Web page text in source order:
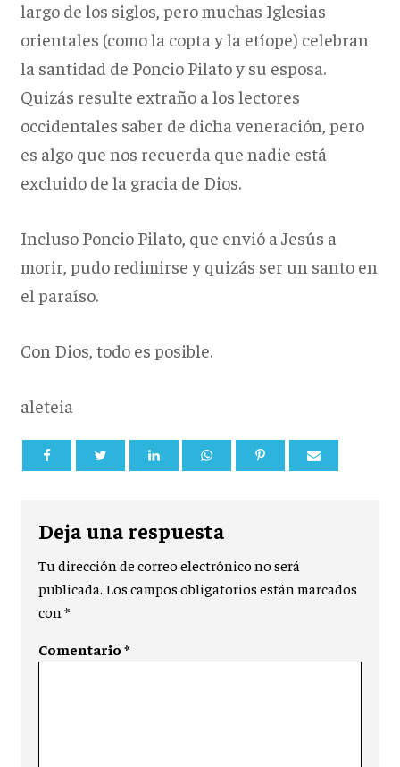
largo de los siglos, pero muchas Iglesias
orientales (como la copta y la etíope) celebran
la santidad de Poncio Pilato y su esposa.
Quizás resulte extraño a los lectores
occidentales saber de dicha veneración, pero
es algo que nos recuerda que nadie está
excluido de la gracia de Dios.
Incluso Poncio Pilato, que envió a Jesús a
morir, pudo redimirse y quizás ser un santo en
el paraíso.
Con Dios, todo es posible.
aleteia
Deja una respuesta
Tu dirección de correo electrónico no será
publicada. Los campos obligatorios están marcados
con*
Comentario*